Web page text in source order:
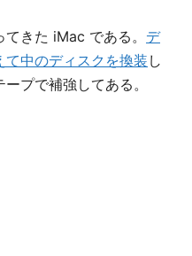
きた iMac である。 デ
て中のディスクを換装 し
プで補強してある。